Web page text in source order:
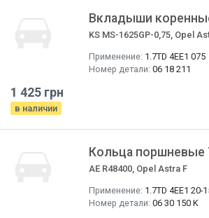
Вкладыши
KS MS-1625GP-0,75, Opel
Применение: 1.7TD 4EE1 075
Номер детали: 06 18 211
1 425 грн
в наличии
Кольца поршневые
AE R48400, Opel Astra F
Применение: 1.7TD 4EE1 20-
Номер детали: 06 30 150 K